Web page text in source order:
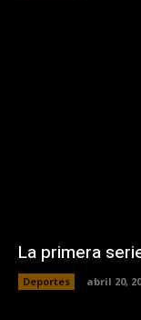
La primera
Deportes abril 20,